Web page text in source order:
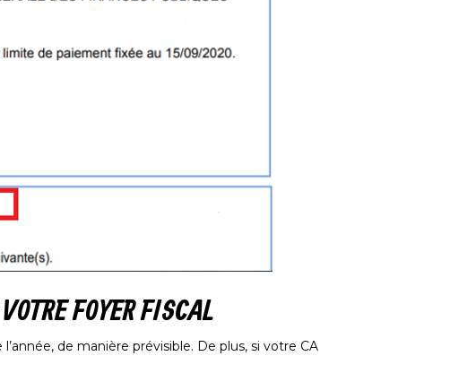
FOYER FISCAL
de manière prévisible. De plus, si votre CA